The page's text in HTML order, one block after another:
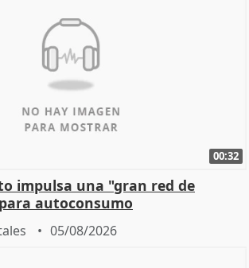
00:32
impulsa una "gran red de
autoconsumo
05/08/2026